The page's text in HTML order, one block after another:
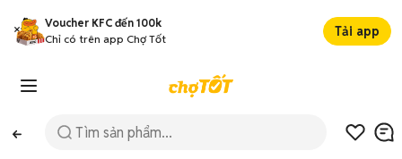
Voucher KFC đến 100k
Chỉ có trên app Chợ Tốt
Tải app